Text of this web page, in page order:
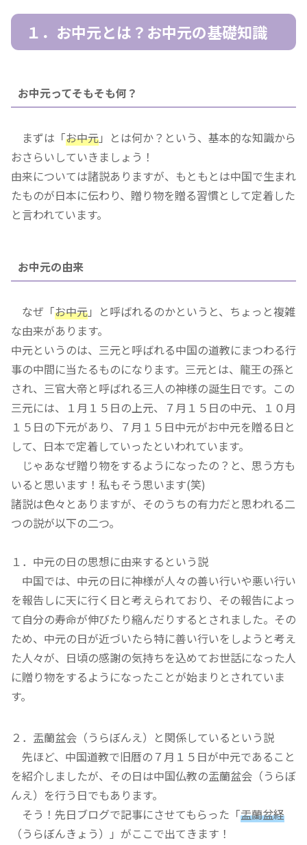
１．お中元とは？お中元の基礎知識
お中元ってそもそも何？
まずは「お中元」とは何か？という、基本的な知識から
おさらいしていきましょう！
由来については諸説ありますが、もともとは中国で生まれ
たものが日本に伝わり、贈り物を贈る習慣として定着した
と言われています。
お中元の由来
なぜ「お中元」と呼ばれるのかというと、ちょっと複雑
な由来があります。
中元というのは、三元と呼ばれる中国の道教にまつわる行
事の中間に当たるものになります。三元とは、龍王の孫と
され、三官大帝と呼ばれる三人の神様の誕生日です。この
三元には、１月１５日の上元、７月１５日の中元、１０月
１５日の下元があり、７月１５日中元がお中元を贈る日と
して、日本で定着していったといわれています。
じゃあなぜ贈り物をするようになったの？と、思う方も
いると思います！私もそう思います(笑)
諸説は色々とありますが、そのうちの有力だと思われる二
つの説が以下の二つ。
１．中元の日の思想に由来するという説
中国では、中元の日に神様が人々の善い行いや悪い行い
を報告しに天に行く日と考えられており、その報告によっ
て自分の寿命が伸びたり縮んだりするとされました。その
ため、中元の日が近づいたら特に善い行いをしようと考え
た人々が、日頃の感謝の気持ちを込めてお世話になった人
に贈り物をするようになったことが始まりとされていま
す。
２．盂蘭盆会（うらぼんえ）と関係しているという説
先ほど、中国道教で旧暦の７月１５日が中元であること
を紹介しましたが、その日は中国仏教の盂蘭盆会（うらぼ
んえ）を行う日でもあります。
そう！先日ブログで記事にさせてもらった「盂蘭盆経
（うらぼんきょう）」がここで出てきます！